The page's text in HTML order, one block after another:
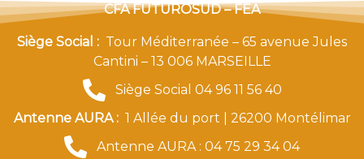
CFA FUTUROSUD – FEA
Siège Social : Tour Méditerranée – 65 avenue Jules
Cantini – 13 006 MARSEILLE
Siège Social 04 96 11 56 40
Antenne AURA : 1 Allée du port | 26200 Montélimar
Antenne AURA : 04 75 29 34 04